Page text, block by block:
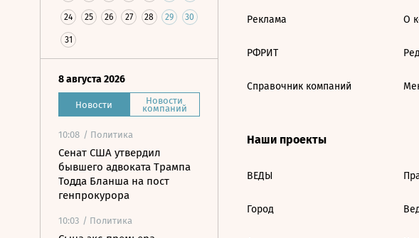
24 25 26 27 28 29 30
31
8 августа 2026
Новости Новости
компаний
10:08 / Политика
Сенат США утвердил
бывшего адвоката Трампа
Тодда Бланша на пост
генпрокурора
10:03 / Политика
Реклама
РФРИТ
Справочник компаний
О
Наши проекты
ВЕДЫ
Город